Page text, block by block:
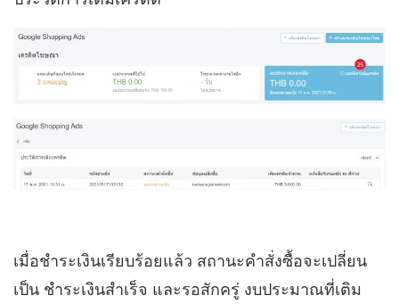
เมื่อชำระเงินเรียบร้อยแล้ว สถานะคำสั่งซื้อจะเปลี่ยน
เป็น ชำระเงินสำเร็จ และรอสักครู่ งบประมาณที่เติม